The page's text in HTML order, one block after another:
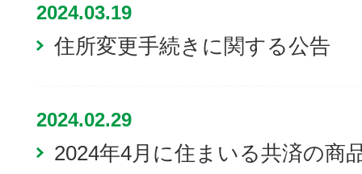
2024.03.19
住所変更手続きに関する公告
2024.02.29
2024年4月に住まいる共済の商